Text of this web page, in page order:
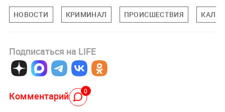
НОВОСТИ КРИМИНАЛ ПРОИСШЕСТВИЯ
Подписаться на LIFE
Комментарий 0